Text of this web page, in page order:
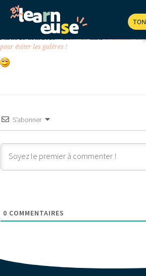
Publié15 août 2019 à19 × 19dansTravailler en
pour éviter les galères !
S’abonner
0 COMMENTAIRES